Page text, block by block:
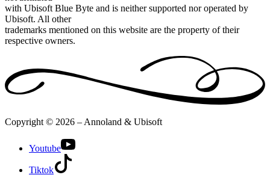
with Ubisoft Blue Byte and is neither supported nor operated by
Ubisoft. All other
trademarks mentioned on this website are the property of their
respective owners.
Copyright © 2026 – Annoland & Ubisoft
Youtube
Tiktok